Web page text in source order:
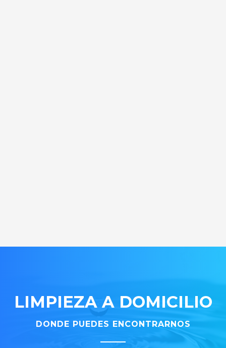
LIMPIEZA A DOMICILIO
DONDE PUEDES ENCONTRARNOS